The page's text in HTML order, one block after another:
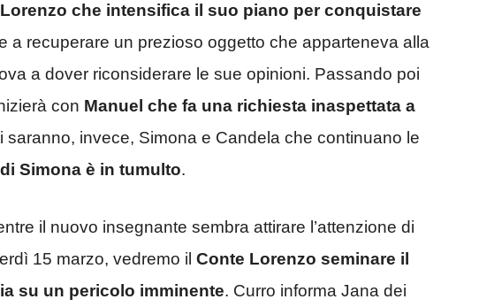
Lorenzo che intensifica il suo piano per conquistare
a recuperare un prezioso oggetto che apparteneva alla
a dover riconsiderare le sue opinioni. Passando poi
con Manuel che fa una richiesta inaspettata a
saranno, invece, Simona e Candela che continuano le
Simona è in tumulto.
il nuovo insegnante sembra attirare l’attenzione di
15 marzo, vedremo il Conte Lorenzo seminare il
su un pericolo imminente. Curro informa Jana dei